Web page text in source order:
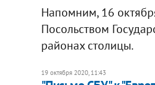
Напомним, 16
Посольством
районах столицы.
19 октября 2020, 11:43